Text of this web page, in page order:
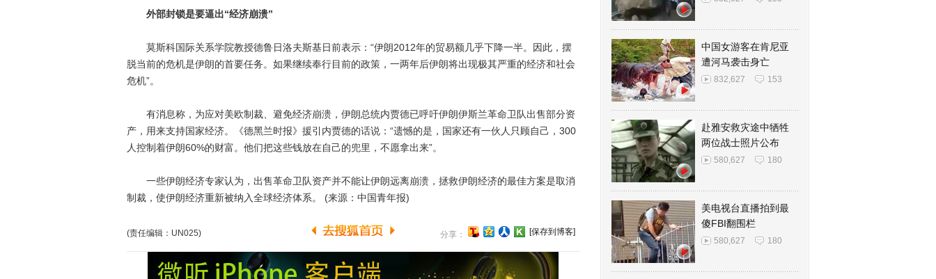
外部封锁是要逼出“经济崩溃”
莫斯科国际关系学院教授德鲁日洛夫斯基日前表示：“伊朗2012年的贸易额几乎下降一半。因此，摆
脱当前的危机是伊朗的首要任务。如果继续奉行目前的政策，一两年后伊朗将出现极其严重的经济和社会
危机”。
有消息称，为应对美欧制裁、避免经济崩溃，伊朗总统内贾德已呼吁伊朗伊斯兰革命卫队出售部分资
产，用来支持国家经济。《德黑兰时报》援引内贾德的话说：“遗憾的是，国家还有一伙人只顾自己，300
人控制着伊朗60%的财富。他们把这些钱放在自己的兜里，不愿拿出来”。
一些伊朗经济专家认为，出售革命卫队资产并不能让伊朗远离崩溃，拯救伊朗经济的最佳方案是取消
制裁，使伊朗经济重新被纳入全球经济体系。 (来源：中国青年报)
(责任编辑：UN025) 分享： [保存到博客]
中国女游客在肯尼亚
遭河马袭击身亡
832,627 153
赴雅安救灾途中牺牲
两位战士照片公布
580,627 180
美电视台直播拍到最
傻FBI翻围栏
580,627 180